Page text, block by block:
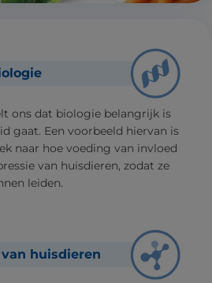
ons dat biologie belangrijk is
gaat. Een voorbeeld hiervan is
naar hoe voeding van invloed
van huisdieren, zodat ze
leiden.
huisdieren